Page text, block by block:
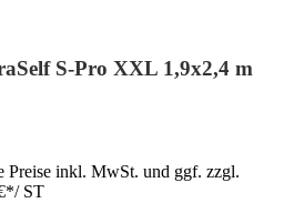
S-Pro XXL 1,9x2,4 m
inkl. MwSt. und ggf. zzgl.
*/ ST